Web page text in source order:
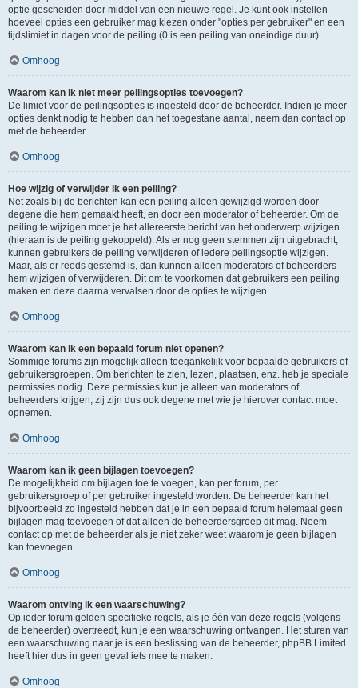
optie gescheiden door middel van een nieuwe regel. Je kunt ook instellen
hoeveel opties een gebruiker mag kiezen onder "opties per gebruiker" en een
tijdslimiet in dagen voor de peiling (0 is een peiling van oneindige duur).
Omhoog
Waarom kan ik niet meer peilingsopties toevoegen?
De limiet voor de peilingsopties is ingesteld door de beheerder. Indien je meer
opties denkt nodig te hebben dan het toegestane aantal, neem dan contact op
met de beheerder.
Omhoog
Hoe wijzig of verwijder ik een peiling?
Net zoals bij de berichten kan een peiling alleen gewijzigd worden door
degene die hem gemaakt heeft, en door een moderator of beheerder. Om de
peiling te wijzigen moet je het allereerste bericht van het onderwerp wijzigen
(hieraan is de peiling gekoppeld). Als er nog geen stemmen zijn uitgebracht,
kunnen gebruikers de peiling verwijderen of iedere peilingsoptie wijzigen.
Maar, als er reeds gestemd is, dan kunnen alleen moderators of beheerders
hem wijzigen of verwijderen. Dit om te voorkomen dat gebruikers een peiling
maken en deze daarna vervalsen door de opties te wijzigen.
Omhoog
Waarom kan ik een bepaald forum niet openen?
Sommige forums zijn mogelijk alleen toegankelijk voor bepaalde gebruikers of
gebruikersgroepen. Om berichten te zien, lezen, plaatsen, enz. heb je speciale
permissies nodig. Deze permissies kun je alleen van moderators of
beheerders krijgen, zij zijn dus ook degene met wie je hierover contact moet
opnemen.
Omhoog
Waarom kan ik geen bijlagen toevoegen?
De mogelijkheid om bijlagen toe te voegen, kan per forum, per
gebruikersgroep of per gebruiker ingesteld worden. De beheerder kan het
bijvoorbeeld zo ingesteld hebben dat je in een bepaald forum helemaal geen
bijlagen mag toevoegen of dat alleen de beheerdersgroep dit mag. Neem
contact op met de beheerder als je niet zeker weet waarom je geen bijlagen
kan toevoegen.
Omhoog
Waarom ontving ik een waarschuwing?
Op ieder forum gelden specifieke regels, als je één van deze regels (volgens
de beheerder) overtreedt, kun je een waarschuwing ontvangen. Het sturen van
een waarschuwing naar je is een beslissing van de beheerder, phpBB Limited
heeft hier dus in geen geval iets mee te maken.
Omhoog